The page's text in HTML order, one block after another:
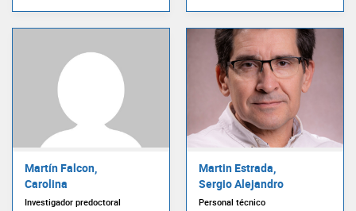
Martín Falcon,
Carolina
Investigador predoctoral
Martin Estrada,
Sergio Alejandro
Personal técnico